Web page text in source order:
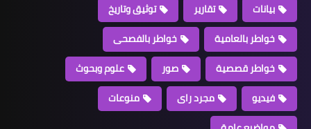
بيانات تقارير
توثيق وتاريخ
خواطر بالعامية
خواطر بالفصحى
خواطر قصصية
صور
علوم وبحوث
فيديو
مجرد راى
منوعات